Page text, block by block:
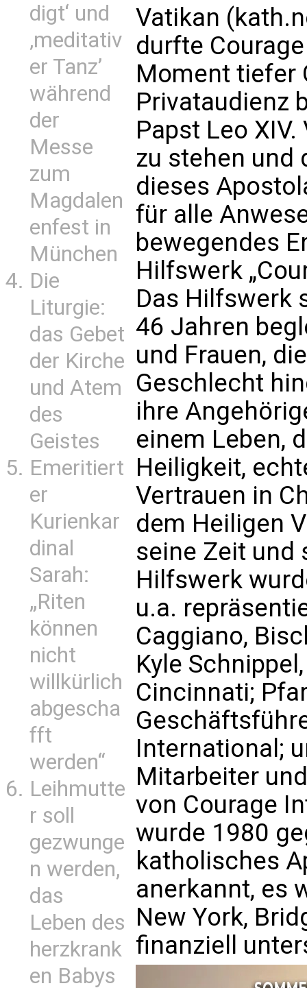
digt‘ und
‚meditativ
er Tanz’
während
der
Messe
zum
Magdalen
enfest in
München
Die
Liturgie:
das Gebet
der Kirche
und Atem
des
Geistes
Emeritiert
er
Kurienkar
dinal
Sarah:
„Riten
können
nicht
willkürlich
abgescha
fft
werden“
Leihmutte
r soll
gezwunge
n werden,
das
Leben des
herzkrank
en Babys
Vatikan
durfte
Moment tiefer
Privataudienz
Papst Leo
zu stehen und
dieses
für alle
bewegendes
Hilfswerk
Das Hilfswerk
46 Jahren
und Frauen,
Geschlecht
ihre
einem Leben,
Heiligkeit,
Vertrauen in
dem Heiligen
seine Zeit und
Hilfswerk
u.a.
Caggiano,
Kyle
Cincinnati;
International;
Mitarbeiter
von Courage
wurde 1980
katholisches
anerkannt, es
New York,
finanziell